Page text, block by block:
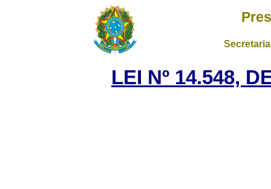
LEI Nº 14.548,